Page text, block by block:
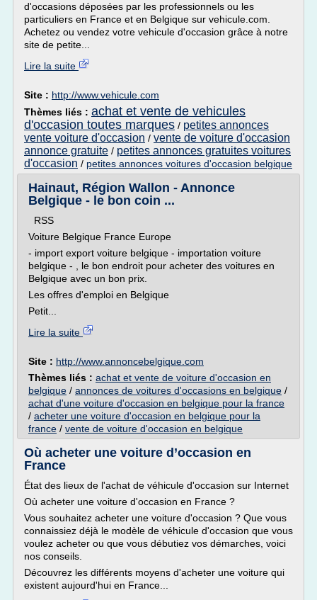
d'occasions déposées par les professionnels ou les
particuliers en France et en Belgique sur vehicule.com.
Achetez ou vendez votre vehicule d'occasion grâce à notre
site de petite...
Lire la suite
Site : http://www.vehicule.com
Thèmes liés : achat et vente de vehicules
d'occasion toutes marques / petites annonces
vente voiture d'occasion / vente de voiture d'occasion
annonce gratuite / petites annonces gratuites voitures
d'occasion / petites annonces voitures d'occasion belgique
Hainaut, Région Wallon - Annonce
Belgique - le bon coin ...
RSS
Voiture Belgique France Europe
- import export voiture belgique - importation voiture
belgique - , le bon endroit pour acheter des voitures en
Belgique avec un bon prix.
Les offres d'emploi en Belgique
Petit...
Lire la suite
Site : http://www.annoncebelgique.com
Thèmes liés : achat et vente de voiture d'occasion en
belgique / annonces de voitures d'occasions en belgique /
achat d'une voiture d'occasion en belgique pour la france
/ acheter une voiture d'occasion en belgique pour la
france / vente de voiture d'occasion en belgique
Où acheter une voiture d’occasion en
France
État des lieux de l'achat de véhicule d'occasion sur Internet
Où acheter une voiture d'occasion en France ?
Vous souhaitez acheter une voiture d'occasion ? Que vous
connaissiez déjà le modèle de véhicule d'occasion que vous
voulez acheter ou que vous débutiez vos démarches, voici
nos conseils.
Découvrez les différents moyens d'acheter une voiture qui
existent aujourd'hui en France...